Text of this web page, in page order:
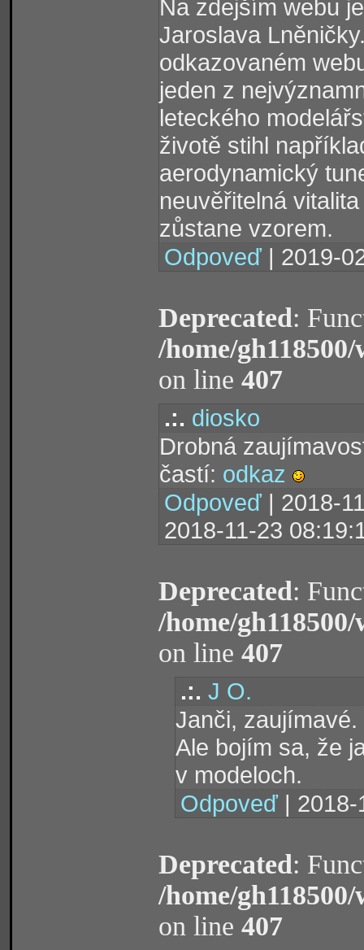
Na zdejším webu
Jaroslava
odkazovaném
jeden z
leteckého
životě stihl
aerodynamický
neuvěřitelná
zůstane vzorem.
Odpoveď | 2019-
Deprecated:
/home/
on line 407
.:. diosko
Drobná
častí: odkaz
Odpoveď | 2018-
2018-11-23
Deprecated:
/home/
on line 407
.:. J O.
Janči, zaujímavé.
Ale bojím sa, že
v modeloch.
Odpoveď |
Deprecated:
/home/
on line 407